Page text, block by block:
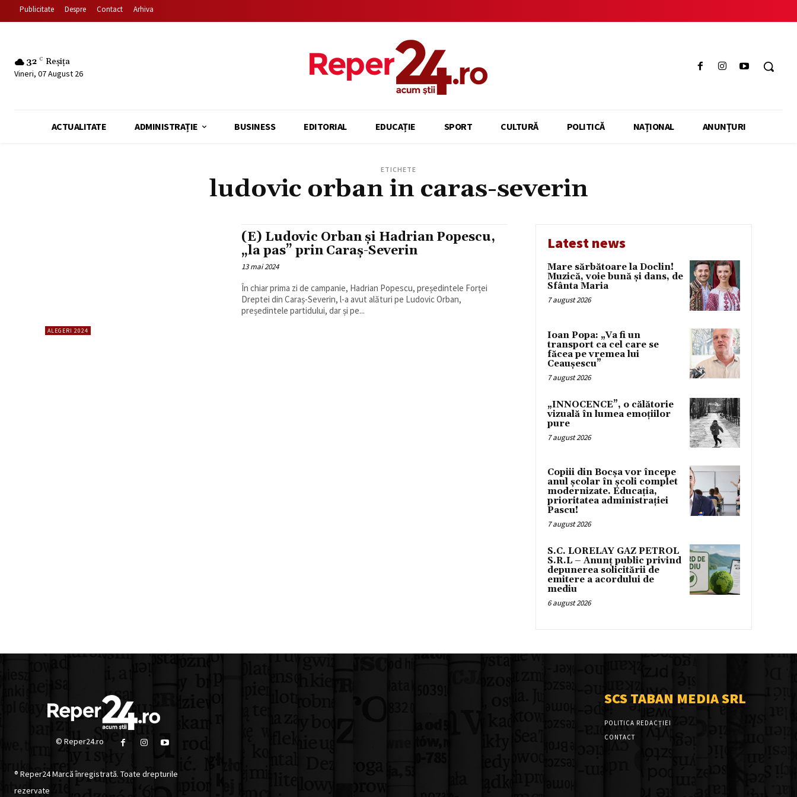
Publicitate Despre Contact Arhiva
32 C Reșița
Vineri, 07 August 26
ACTUALITATE ADMINISTRAȚIE BUSINESS EDITORIAL EDUCAȚIE SPORT CULTURĂ POLITICĂ NAȚIONAL ANUNȚURI
ETICHETE
ludovic orban in caras-severin
ALEGERI 2024
(E) Ludovic Orban și Hadrian Popescu,
„la pas” prin Caraș-Severin
13 mai 2024
În chiar prima zi de campanie, Hadrian Popescu, președintele Forței
Dreptei din Caraș-Severin, l-a avut alături pe Ludovic Orban,
președintele partidului, dar și pe...
Latest news
Mare sărbătoare la Doclin!
Muzică, voie bună și dans, de
Sfânta Maria
7 august 2026
Ioan Popa: „Va fi un
transport ca cel care se
făcea pe vremea lui
Ceaușescu”
7 august 2026
„INNOCENCE”, o călătorie
vizuală în lumea emoțiilor
pure
7 august 2026
Copiii din Bocșa vor începe
anul școlar în școli complet
modernizate. Educația,
prioritatea administrației
Pascu!
7 august 2026
S.C. LORELAY GAZ PETROL
S.R.L – Anunț public privind
depunerea solicitării de
emitere a acordului de
mediu
6 august 2026
© Reper24.ro
® Reper24 Marcă înregistrată. Toate drepturile
rezervate
SCS TABAN MEDIA SRL
POLITICA REDACȚIEI
CONTACT